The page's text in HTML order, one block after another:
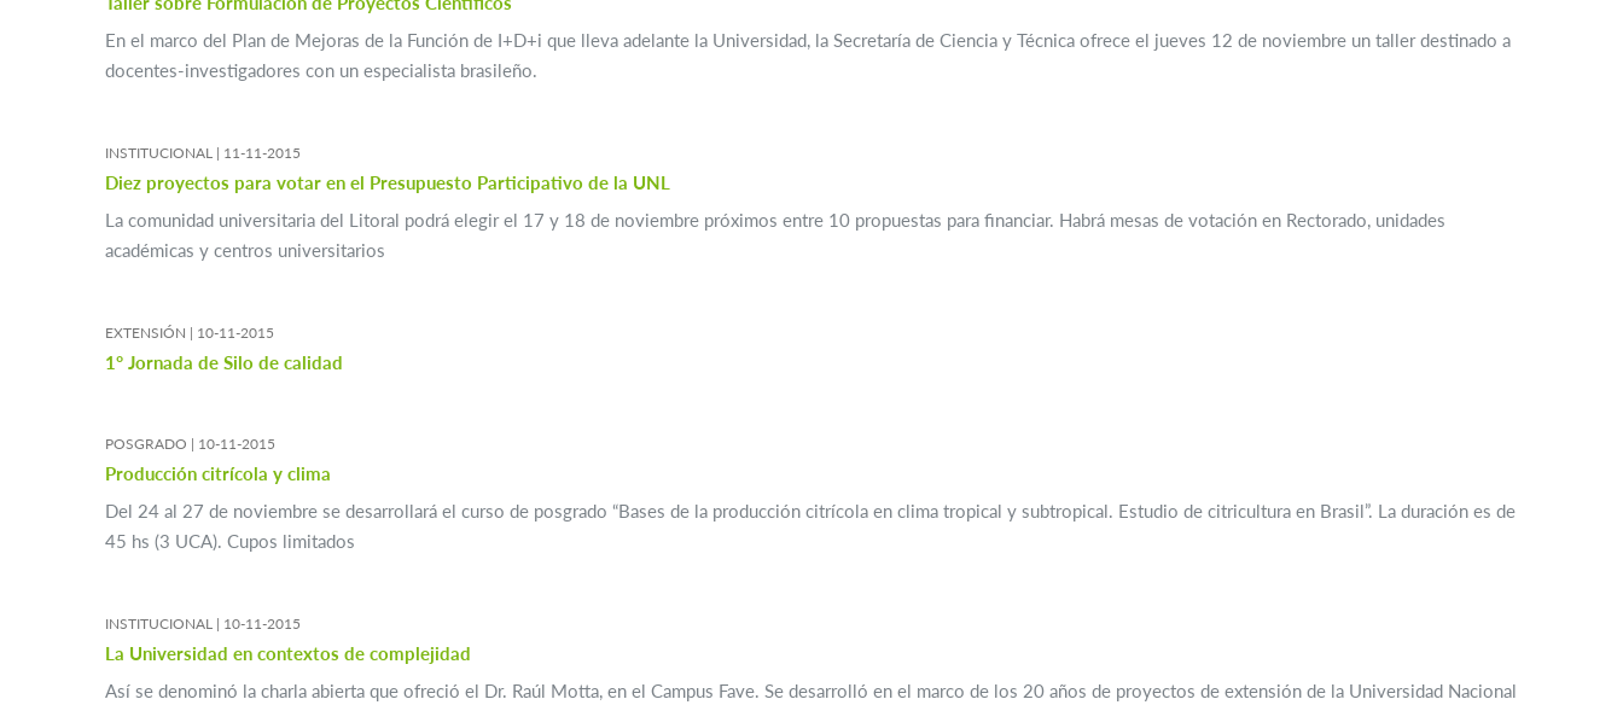
En el marco del Plan de Mejoras de la Función de I+D+i que lleva adelante la Universidad, la Secretaría de Ciencia y Técnica ofrece el jueves 12 de noviembre un taller destinado a
docentes-investigadores con un especialista brasileño.
INSTITUCIONAL | 11-11-2015
Diez proyectos para votar en el Presupuesto Participativo de la UNL
La comunidad universitaria del Litoral podrá elegir el 17 y 18 de noviembre próximos entre 10 propuestas para financiar. Habrá mesas de votación en Rectorado, unidades
académicas y centros universitarios
EXTENSIÓN | 10-11-2015
1° Jornada de Silo de calidad
POSGRADO | 10-11-2015
Producción citrícola y clima
Del 24 al 27 de noviembre se desarrollará el curso de posgrado “Bases de la producción citrícola en clima tropical y subtropical. Estudio de citricultura en Brasil”. La duración es de
45 hs (3 UCA). Cupos limitados
INSTITUCIONAL | 10-11-2015
La Universidad en contextos de complejidad
Así se denominó la charla abierta que ofreció el Dr. Raúl Motta, en el Campus Fave. Se desarrolló en el marco de los 20 años de proyectos de extensión de la Universidad Nacional